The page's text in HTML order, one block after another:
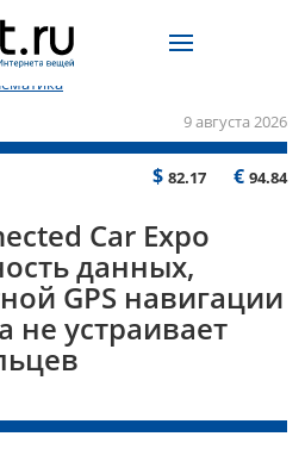
9 августа 2026
$ 82.17 € 94.84
Car Expo
данных,
GPS навигации
не устраивает